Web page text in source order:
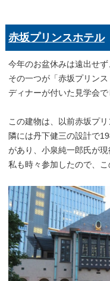
赤坂プリンスホテル
今年のお盆休みは遠出せず
その一つが「赤坂プリン
ディナーが付いた見学会で
この建物は、以前赤坂プ
隣には丹下健三の設計で
があり、小泉純一郎氏が現
私も時々参加したので、こ